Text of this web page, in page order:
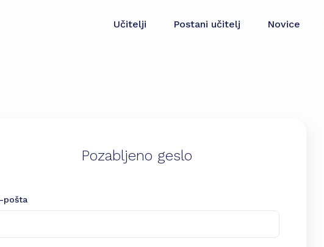
Učitelji Postani učitelj Novice
Pozabljeno geslo
pošta